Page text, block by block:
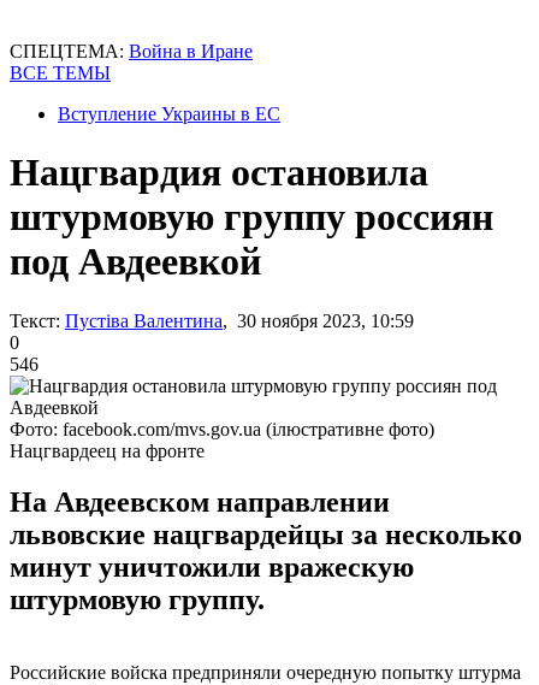
СПЕЦТЕМА: Война в Иране
ВСЕ ТЕМЫ
Вступление Украины в ЕС
Нацгвардия остановила
штурмовую группу россиян
под Авдеевкой
Текст: Пустіва Валентина, 30 ноября 2023, 10:59
0
546
Фото: facebook.com/mvs.gov.ua (ілюстративне фото)
Нацгвардеец на фронте
На Авдеевском направлении
львовские нацгвардейцы за несколько
минут уничтожили вражескую
штурмовую группу.
Российские войска предприняли очередную попытку штурма